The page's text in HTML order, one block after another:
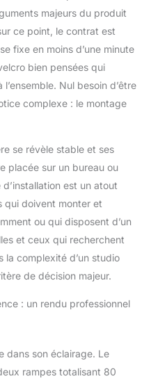
et à nettoyer.
cabine de studio
planche
avec du
outil n'est
à transporter. Il
un sac de
être placés, aucun
n'est
angles de
pour tout type de
tissus argentés
à l'intérieur
et évite le
fournir
reflets et peut
des contours.
il peut répondre à
prise de vue.
majeurs du produit
ce point, le contrat est
fixe en moins d’une minute
bien pensées qui
Nul besoin d’être
complexe : le montage
se révèle stable et ses
placée sur un bureau ou
est un atout
qui doivent monter et
ou qui disposent d’un
et ceux qui recherchent
la complexité d’un studio
de décision majeur.
: un rendu professionnel
dans son éclairage. Le
rampes totalisant 80